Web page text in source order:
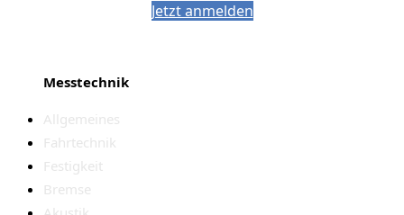
Jetzt anmelden
Messtechnik
Allgemeines
Fahrtechnik
Festigkeit
Bremse